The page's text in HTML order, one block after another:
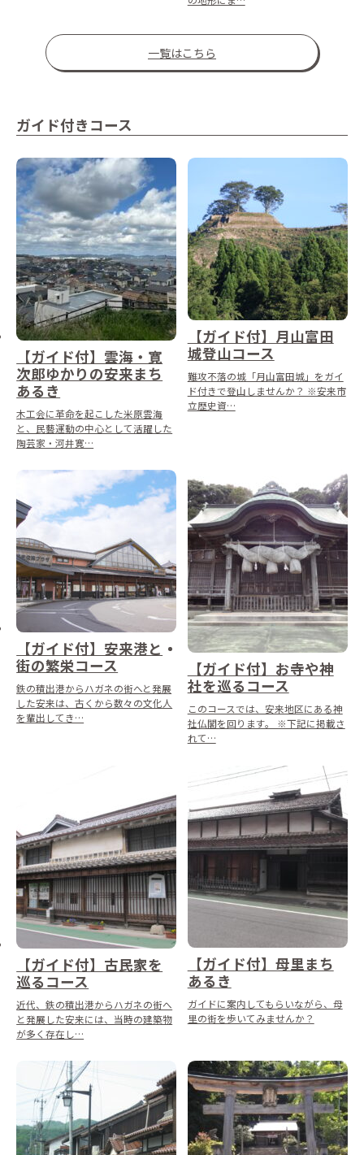
一覧はこちら
ガイド付きコース
【ガイド付】雲海・寛
次郎ゆかりの安来まち
あるき
木工会に革命を起こした米原雲海
と、民藝運動の中心として活躍した
陶芸家・河井寛…
【ガイド付】月山富田
城登山コース
難攻不落の城「月山富田城」をガイ
ド付きで登山しませんか？ ※安来市
立歴史資…
【ガイド付】安来港と
街の繁栄コース
鉄の積出港からハガネの街へと発展
した安来は、古くから数々の文化人
を輩出してき…
【ガイド付】お寺や神
社を巡るコース
このコースでは、安来地区にある神
社仏閣を回ります。 ※下記に掲載さ
れて…
【ガイド付】古民家を
巡るコース
近代、鉄の積出港からハガネの街へ
と発展した安来には、当時の建築物
が多く存在し…
【ガイド付】母里まち
あるき
ガイドに案内してもらいながら、母
里の街を歩いてみませんか？